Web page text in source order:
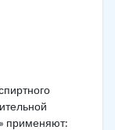
применяют: